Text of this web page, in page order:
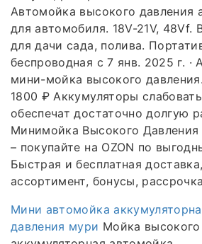
Автомойка высокого давления
для автомобиля. 18V-21V, 48Vf.
для дачи сада, полива.
беспроводная с 7 янв. 2025 г. ·
мини-мойка высокого
1800 ₽ Аккумуляторы
обеспечат достаточно долгую
Минимойка Высокого Давления
– покупайте на OZON по
Быстрая и бесплатная
ассортимент, бонусы,
Мини автомойка
давления мури Мойка высокого